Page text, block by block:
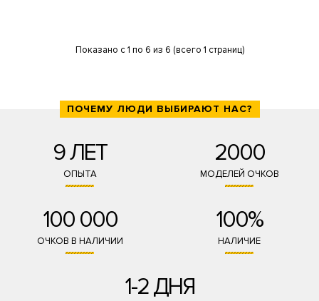
Показано с 1 по 6 из 6 (всего 1 страниц)
ПОЧЕМУ ЛЮДИ ВЫБИРАЮТ НАС?
9 ЛЕТ
ОПЫТА
2000
МОДЕЛЕЙ ОЧКОВ
100 000
ОЧКОВ В НАЛИЧИИ
100%
НАЛИЧИЕ
1-2 ДНЯ